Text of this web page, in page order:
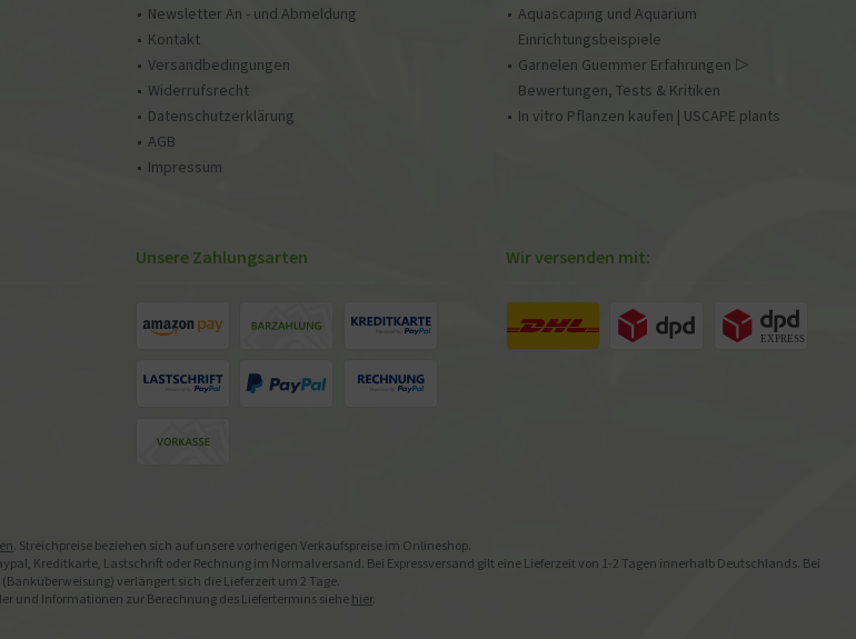
Newsletter An - und Abmeldung
Kontakt
Versandbedingungen
Widerrufsrecht
Datenschutzerklärung
AGB
Impressum
Aquascaping und Aquarium
Einrichtungsbeispiele
Garnelen Guemmer Erfahrungen ▷
Bewertungen, Tests & Kritiken
In vitro Pflanzen kaufen | USCAPE plants
Unsere Zahlungsarten Wir versenden mit:
. Streichpreise beziehen sich auf unsere vorherigen Verkaufspreise im Onlineshop.
Kreditkarte, Lastschrift oder Rechnung im Normalversand. Bei Expressversand gilt eine Lieferzeit von 1-2 Tagen innerhalb Deutschlands. Bei
(Banküberweisung) verlängert sich die Lieferzeit um 2 Tage.
und Informationen zur Berechnung des Liefertermins siehe hier.